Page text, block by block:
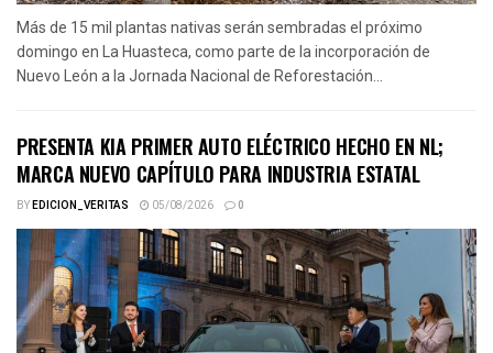
Más de 15 mil plantas nativas serán sembradas el próximo
domingo en La Huasteca, como parte de la incorporación de
Nuevo León a la Jornada Nacional de Reforestación...
PRESENTA KIA PRIMER AUTO ELÉCTRICO HECHO EN NL;
MARCA NUEVO CAPÍTULO PARA INDUSTRIA ESTATAL
BYEDICION_VERITAS 05/08/2026 0